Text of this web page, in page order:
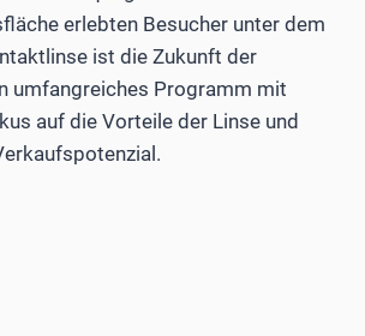
erlebten Besucher unter dem
ist die Zukunft der
umfangreiches Programm mit
auf die Vorteile der Linse und